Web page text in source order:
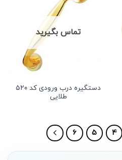
تماس بگیرید
دستگیره درب ورودی کد ۵۲۰
طلایی
4
5
6